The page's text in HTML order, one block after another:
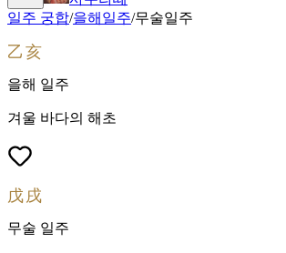
일주 궁합/을해 일주/무술일주
乙亥
을해 일주
겨울 바다의 해초
戊戌
무술 일주